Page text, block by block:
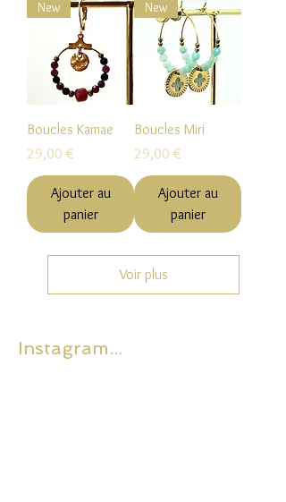
New
Boucles Kamae
Prix
29,00 €
Ajouter au
panier
New
Boucles Miri
Prix
29,00 €
Ajouter au
panier
Voir plus
Instagram...